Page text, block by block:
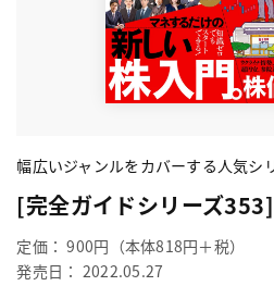
幅広いジャンルをカバーする人気シ
[完全ガイドシリーズ
定価： 900円（本体818円＋税）
発売日： 2022.05.27